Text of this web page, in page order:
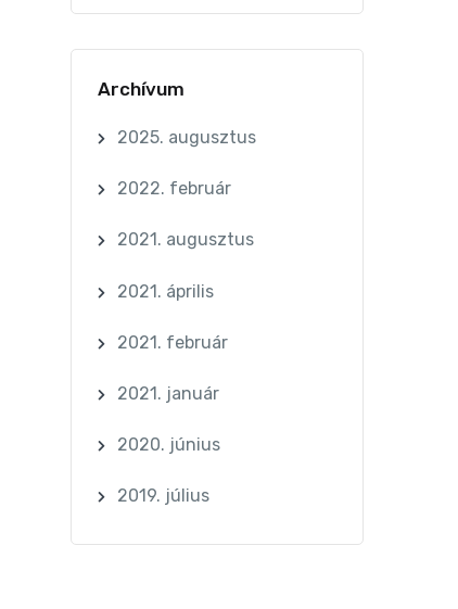
Archívum
2025. augusztus
2022. február
2021. augusztus
2021. április
2021. február
2021. január
2020. június
2019. július